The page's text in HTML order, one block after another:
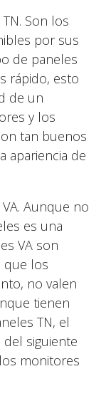
Son los
por sus
de paneles
rápido, esto
de un
y los
tan buenos
apariencia de
Aunque no
es una
VA son
que los
no valen
tienen
TN, el
siguiente
monitores